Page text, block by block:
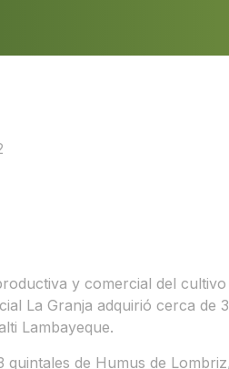
y comercial del
La Granja adquirió cerca
Lambayeque.
de Humus de